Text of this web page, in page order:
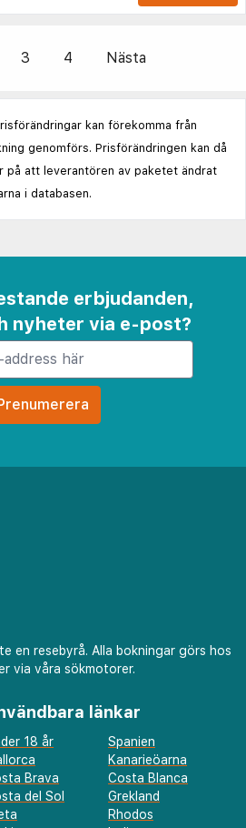
3 4 Nästa
kan förekomma från
genomförs. Prisförändringen kan då
på att leverantören av paketet ändrat
i databasen.
erbjudanden,
nyheter via e-post?
en resebyrå. Alla bokningar görs hos
via våra sökmotorer.
länkar
18 år
Spanien
Kanarieöarna
Brava
Costa Blanca
del Sol
Grekland
Rhodos